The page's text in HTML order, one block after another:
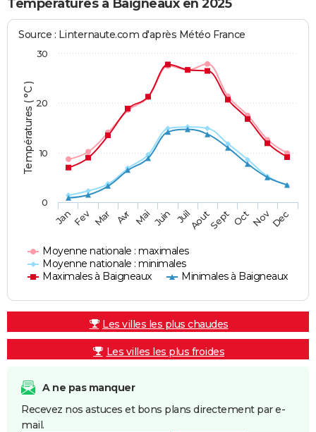
Températures à Baigneaux en 2025
Températures ( °C )
Source : Linternaute.com d'après Météo France
Moyenne nationale : maximales
Moyenne nationale : minimales
Maximales à Baigneaux
Minimales à Baigneaux
JanFev Mar Avr Mai Juin JuilAoutSept OctNovDec
0
10
20
30
Les villes les plus chaudes
Les villes les plus froides
A ne pas manquer
Recevez nos astuces et bons plans directement par e-
mail.